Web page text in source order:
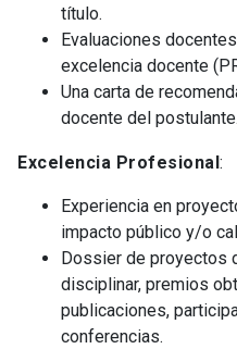
título.
Evaluaciones
excelencia docente
Una carta de
docente del postulante.
Excelencia Profesional:
Experiencia en
impacto público y/o
Dossier de proyectos
disciplinar, premios
publicaciones,
conferencias.